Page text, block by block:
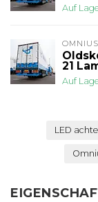
Auf
OMNIUS
21
Auf
LED